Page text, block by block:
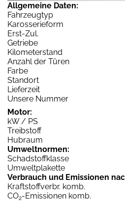
Allgemeine Daten:
Fahrzeugtyp
Karosserieform
Erst-Zul.
Getriebe
Kilometerstand
Anzahl der Türen
Farbe
Standort
Lieferzeit
Unsere Nummer
Motor:
kW / PS
Treibstoff
Hubraum
Umweltnormen:
Schadstoffklasse
Umweltplakette
Verbrauch und Emissionen
Kraftstoffverbr. komb.
CO2-Emissionen komb.